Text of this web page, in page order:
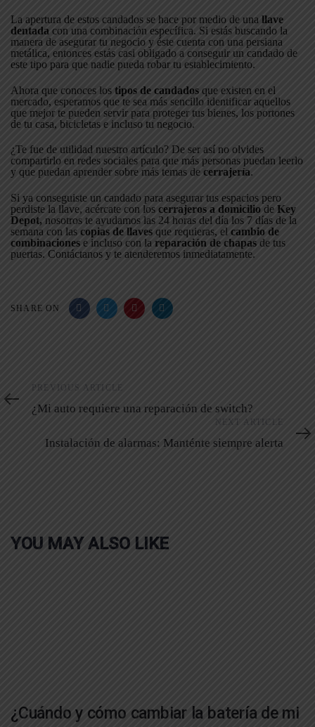
La apertura de estos candados se hace por medio de una llave
dentada con una combinación específica. Si estás buscando la
manera de asegurar tu negocio y éste cuenta con una persiana
metálica, entonces estás casi obligado a conseguir un candado de
este tipo para que nadie pueda robar tu establecimiento.
Ahora que conoces los tipos de candados que existen en el
mercado, esperamos que te sea más sencillo identificar aquellos
que mejor te pueden servir para proteger tus bienes, los portones
de tu casa, bicicletas e incluso tu negocio.
¿Te fue de utilidad nuestro artículo? De ser así no olvides
compartirlo en redes sociales para que más personas puedan leerlo
y que puedan aprender sobre más temas de cerrajería.
Si ya conseguiste un candado para asegurar tus espacios pero
perdiste la llave, acércate con los cerrajeros a domicilio de Key
Depot, nosotros te ayudamos las 24 horas del día los 7 días de la
semana con las copias de llaves que requieras, el cambio de
combinaciones e incluso con la reparación de chapas de tus
puertas. Contáctanos y te atenderemos inmediatamente.
SHARE ON
Previous
Article
PREVIOUS ARTICLE
¿Mi auto requiere una reparación de switch?
Article
NEXT ARTICLE
Instalación de alarmas: Manténte siempre alerta
YOU MAY ALSO LIKE
¿Cuándo y cómo cambiar la batería de mi